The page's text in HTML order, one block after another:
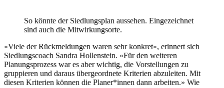
So könnte der Siedlungsplan aussehen. Eingezeichnet
sind auch die Mitwirkungsorte.
«Viele der Rückmeldungen waren sehr konkret», erinnert sich
Siedlungscoach Sandra Hollenstein. «Für den weiteren
Planungsprozess war es aber wichtig, die Vorstellungen zu
gruppieren und daraus übergeordnete Kriterien abzuleiten. Mit
diesen Kriterien können die Planer*innen dann arbeiten.» Wie